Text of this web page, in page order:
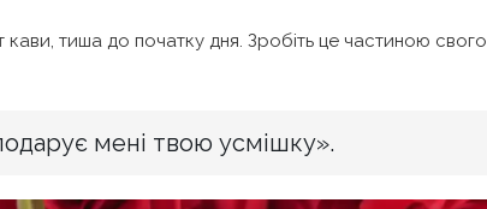
кави, тиша до початку дня. Зробіть це частиною свого
мені твою усмішку».